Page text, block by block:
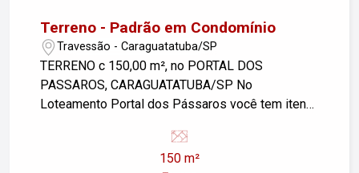
Terreno - Padrão em Condomínio
Travessão - Caraguatatuba/SP
TERRENO c 150,00 m², no PORTAL DOS
PASSAROS, CARAGUATATUBA/SP No
Loteamento Portal dos Pássaros você tem itens
e academia ao ar livre; tudo isso ao lado de 18
mil m² de área verde. O bairro será entregue
150 m²